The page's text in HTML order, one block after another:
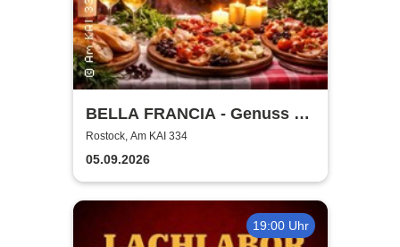
BELLA FRANCIA - Genuss &
Kultur Rostock
Rostock, Am KAI 334
05.09.2026
19:00 Uhr